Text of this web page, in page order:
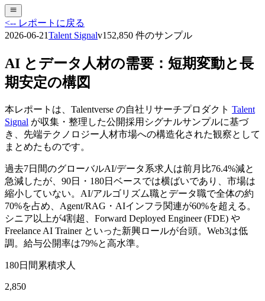
<-- レポートに戻る
2026-06-21Talent Signalv152,850 件のサンプル
AI とデータ人材の需要：短期変動と長
期安定の構図
本レポートは、Talentverse の自社リサーチプロダクト Talent
Signal が収集・整理した公開採用シグナルサンプルに基づ
き、先端テクノロジー人材市場への構造化された観察として
まとめたものです。
過去7日間のグローバルAI/データ系求人は前月比76.4%減と
急減したが、90日・180日ベースでは横ばいであり、市場は
縮小していない。AI/アルゴリズム職とデータ職で全体の約
70%を占め、Agent/RAG・AIインフラ関連が60%を超える。
シニア以上が4割超、Forward Deployed Engineer (FDE) や
Freelance AI Trainer といった新興ロールが台頭。Web3は低
調。給与公開率は79%と高水準。
180日間累積求人
2,850